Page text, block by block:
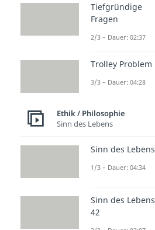
Tiefgründige
Fragen
2/3 – Dauer: 02:37
Trolley Problem
3/3 – Dauer: 04:28
Ethik / Philosophie
Sinn des Lebens
Sinn des Lebens
1/3 – Dauer: 04:34
Sinn des Lebens
42